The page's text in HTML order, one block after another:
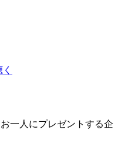
一人にプレゼントする企